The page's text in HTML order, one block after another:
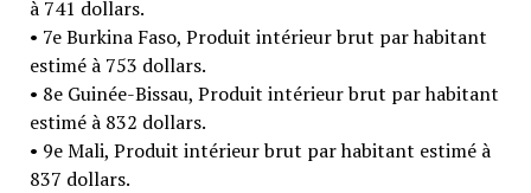
à 741 dollars.
• 7e Burkina Faso, Produit intérieur brut par habitant
estimé à 753 dollars.
• 8e Guinée-Bissau, Produit intérieur brut par habitant
estimé à 832 dollars.
• 9e Mali, Produit intérieur brut par habitant estimé à
837 dollars.